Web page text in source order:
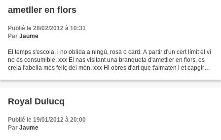
ametller en flors
Publié le 28/02/2012 à 10:31
Par Jaume
El temps s'escola, i no oblida a ningú, rosa o card. A partir d'un cert límit el vi
no és consumible. xxx El nas visitant una branqueta d'ametller en flors, es
creia l'abella més feliç del món. xxx Hi obres d'art que t'aimaten i et capgiren.
Royal Dulucq
Publié le 19/01/2012 à 20:00
Par Jaume